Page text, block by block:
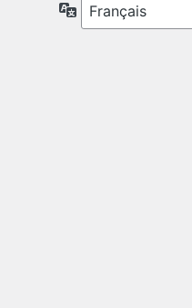
Langue